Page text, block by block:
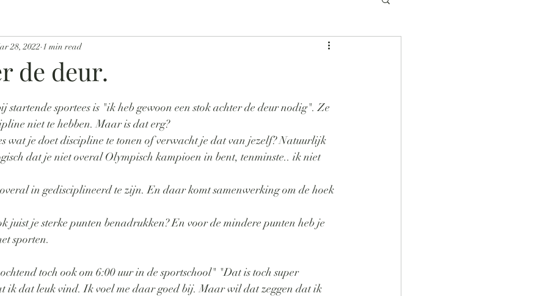
de deur.
28, 2022 1 min read
startende sportees is "ik heb gewoon een stok achter de deur nodig". Ze
niet te hebben. Maar is dat erg?
wat je doet discipline te tonen of verwacht je dat van jezelf? Natuurlijk
dat je niet overal Olympisch kampioen in bent, tenminste.. ik niet
in gedisciplineerd te zijn. En daar komt samenwerking om de hoek
juist je sterke punten benadrukken? En voor de mindere punten heb je
sporten.
toch ook om 6:00 uur in de sportschool" "Dat is toch super
ik dat leuk vind. Ik voel me daar goed bij. Maar wil dat zeggen dat ik